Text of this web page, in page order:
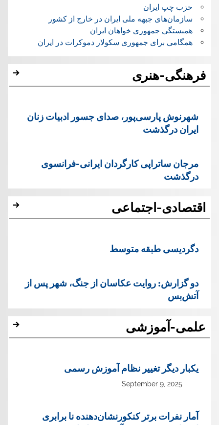
حزب چپ ایران
سازمان‌های جبهه ملی ایران در خارج از کشور
همبستگی جمهوری خواهان ایران
همگامی برای جمهوری سکولار دموکرات در ایران
فرهنگی-هنری
شهرنوش پارسی‌پور، صدای جسور ادبیات زنان
ایران درگذشت
مرجان ساتراپی کارگردان ایرانی-فرانسوی
درگذشت
اقتصادی-اجتماعی
دگردیسی طبقه متوسط
دو گزارش: روایت عکاسان از جنگ، شهر پس از
آتش‌بس
علمی-آموزشی
یک‏بار دیگر تغییر نظام آموزش رسمی
September 9, 2025
آمار نفرات برتر کنکورنشان‌دهنده نا برابری